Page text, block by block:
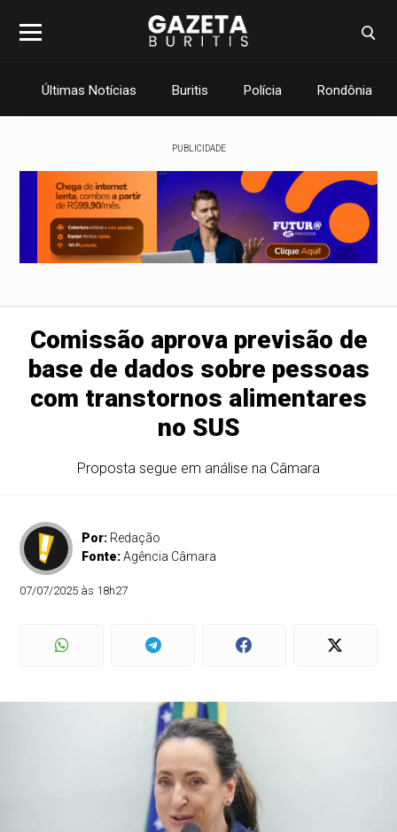
Últimas Notícias Buritis Polícia Rondônia
PUBLICIDADE
Comissão aprova previsão de
base de dados sobre pessoas
com transtornos alimentares
no SUS
Proposta segue em análise na Câmara
Por: Redação
Fonte:Agência Câmara
07/07/2025 às 18h27